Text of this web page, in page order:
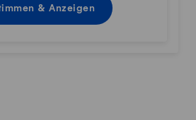
& Anzeigen